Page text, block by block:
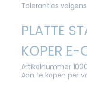
Toleranties volgens
PLATTE
KOPER
Artikelnummer
Aan te kopen per